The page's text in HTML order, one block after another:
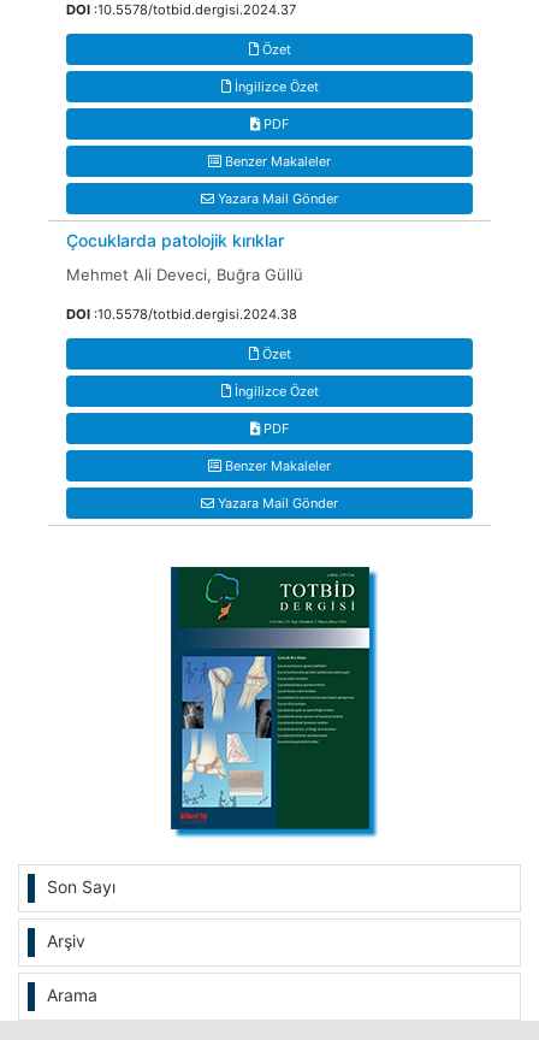
Son Sayı
Arşiv
Arama
DOI :10.5578/totbid.dergisi.2024.37
Özet
İngilizce Özet
PDF
Benzer Makaleler
Yazara Mail Gönder
Çocuklarda patolojik kırıklar
Mehmet Ali Deveci, Buğra Güllü
DOI :10.5578/totbid.dergisi.2024.38
Özet
İngilizce Özet
PDF
Benzer Makaleler
Yazara Mail Gönder